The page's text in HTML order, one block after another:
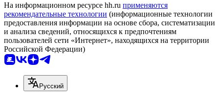
На информационном ресурсе hh.ru применяются
рекомендательные технологии (информационные технологии
предоставления информации на основе сбора, систематизации
и анализа сведений, относящихся к предпочтениям
пользователей сети «Интернет», находящихся на территории
Российской Федерации)
Русский